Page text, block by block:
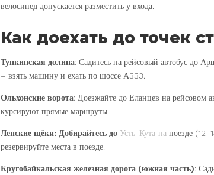
велосипед допускается разместить у входа.
Как доехать до точек
Тункинская долина: Садитесь на рейсовый автобус до
– взять машину и ехать по шоссе А333.
Ольхонские ворота: Доезжайте до Еланцев на рейсовом
курсируют прямые маршруты.
Ленские щёки: Добирайтесь до Усть-Кута на поезде
резервируйте места в поезде.
Кругобайкальская железная дорога (южная часть):